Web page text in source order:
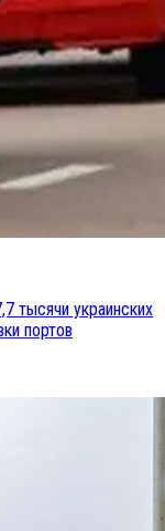
тысячи украинских
портов